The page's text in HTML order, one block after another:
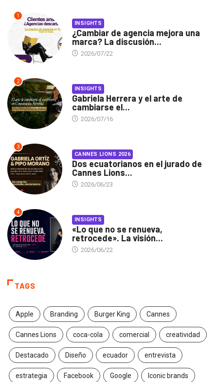
1
INSIGHTS
¿Cambiar de agencia mejora una
marca? La discusión...
2026/07/22
2
INSIGHTS
Gabriela Herrera y el arte de
cambiarse el...
2026/07/16
3
CANNES LIONS 2026
Dos ecuatorianos en el jurado de
Cannes Lions...
2026/06/23
4
INSIGHTS
«Lo que no se renueva,
retrocede». La visión...
2026/06/22
TAGS
Apple Branding Burger King Cannes
Cannes Lions coca-cola comercial creatividad
Destacado Diseño ecuador entrevista
estrategia Facebook Google Iconic brands